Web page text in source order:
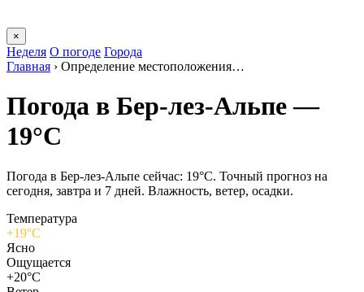
×
Неделя О погоде Города
Главная › Определение местоположения…
Погода в Бер-лез-Альпе —
19°C
Погода в Бер-лез-Альпе сейчас: 19°C. Точный прогноз на
сегодня, завтра и 7 дней. Влажность, ветер, осадки.
Температура
+19°C
Ясно
Ощущается
+20°C